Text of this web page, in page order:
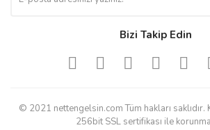
Bizi Takip Edin
© 2021 nettengelsin.com Tüm hakları
256bit SSL sertifikası ile